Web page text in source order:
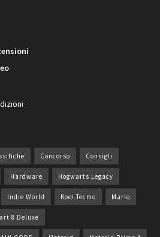
Concorso Consigli
Hardware Hogwarts Legacy
Indie World Koei-Tecmo Mario
8 Deluxe